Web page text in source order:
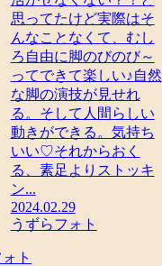
思ってたけど実際はそ
んなことなくて、むし
ろ自由に脚のびのび～
ってできて楽しい♪自然
な脚の演技が見せれ
る。そして人間らしい
動きができる。気持ち
いい♡それからおく
る、素足よりストッキ
ン...
2024.02.29
うずらフォト
ト